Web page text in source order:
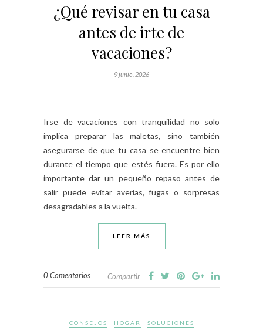
¿Qué revisar en tu casa
antes de irte de
vacaciones?
9 junio, 2026
Irse de vacaciones con tranquilidad no solo
implica preparar las maletas, sino también
asegurarse de que tu casa se encuentre bien
durante el tiempo que estés fuera. Es por ello
importante dar un pequeño repaso antes de
salir puede evitar averías, fugas o sorpresas
desagradables a la vuelta.
LEER MÁS
0 Comentarios Compartir
CONSEJOS HOGAR SOLUCIONES